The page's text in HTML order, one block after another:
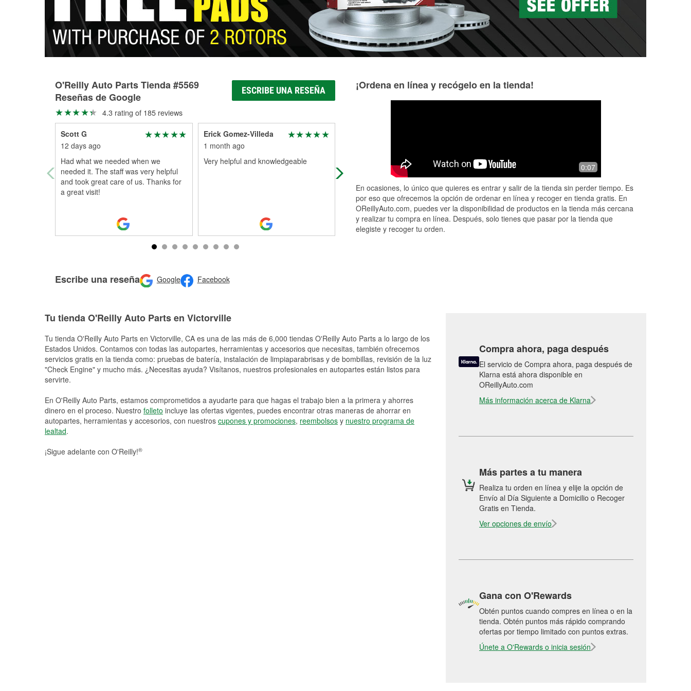
O'Reilly Auto Parts Tienda #5569
Reseñas de Google
ESCRIBE UNA RESEÑA
4.3 rating of 185 reviews
Scott G
12 days ago
Had what we needed when we
needed it. The staff was very helpful
and took great care of us. Thanks for
a great visit!
Erick Gomez-Villeda
1 month ago
Very helpful and knowledgeable
The èmployees that helped me were
very helpful. I got exactly what I
The only auto parts chainstore I'll shop
at. Friendly employees, great prices,
named stores, go here.
Escribe una reseña Google Facebook
¡Ordena en línea y recógelo en la tienda!
0:07
En ocasiones, lo único que quieres es entrar y salir de la tienda sin perder tiempo. Es
por eso que ofrecemos la opción de ordenar en línea y recoger en tienda gratis. En
OReillyAuto.com, puedes ver la disponibilidad de productos en la tienda más cercana
y realizar tu compra en línea. Después, solo tienes que pasar por la tienda que
elegiste y recoger tu orden.
Tu tienda O'Reilly Auto Parts en Victorville
Tu tienda O'Reilly Auto Parts en Victorville, CA es una de las más de 6,000 tiendas O'Reilly Auto Parts a lo largo de los
Estados Unidos. Contamos con todas las autopartes, herramientas y accesorios que necesitas, también ofrecemos
servicios gratis en la tienda como: pruebas de batería, instalación de limpiaparabrisas y de bombillas, revisión de la luz
"Check Engine" y mucho más. ¿Necesitas ayuda? Visítanos, nuestros profesionales en autopartes están listos para
servirte.
En O'Reilly Auto Parts, estamos comprometidos a ayudarte para que hagas el trabajo bien a la primera y ahorres
dinero en el proceso. Nuestro folleto incluye las ofertas vigentes, puedes encontrar otras maneras de ahorrar en
autopartes, herramientas y accesorios, con nuestros cupones y promociones, reembolsos y nuestro programa de
lealtad.
¡Sigue adelante con O'Reilly!®
Compra ahora, paga después
El servicio de Compra ahora, paga después de
Klarna está ahora disponible en
OReillyAuto.com
Más información acerca de Klarna
Más partes a tu manera
Realiza tu orden en línea y elije la opción de
Envío al Día Siguiente a Domicilio o Recoger
Gratis en Tienda.
Ver opciones de envío
Gana con O'Rewards
Obtén puntos cuando compres en línea o en la
tienda. Obtén puntos más rápido comprando
ofertas por tiempo limitado con puntos extras.
Únete a O'Rewards o inicia sesión